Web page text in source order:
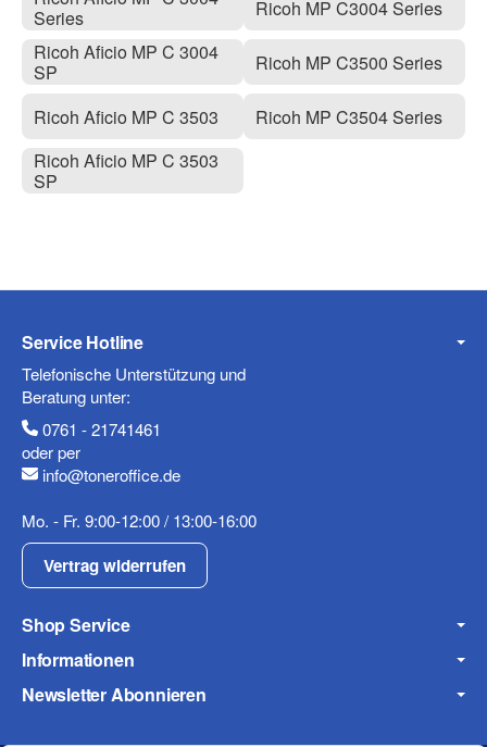
Series
Ricoh Aficio MP C 3004
SP
Ricoh Aficio MP C 3503
Ricoh Aficio MP C 3503
SP
Ricoh MP C3004 Series
Ricoh MP C3500 Series
Ricoh MP C3504 Series
Service Hotline
Telefonische Unterstützung und
Beratung unter:
0761 - 21741461
oder per
info@toneroffice.de
Mo. - Fr. 9:00-12:00 / 13:00-16:00
Vertrag widerrufen
Shop Service
Informationen
Newsletter Abonnieren